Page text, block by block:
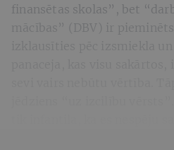
finansētas skolas”, bet
mācības” (DBV) ir